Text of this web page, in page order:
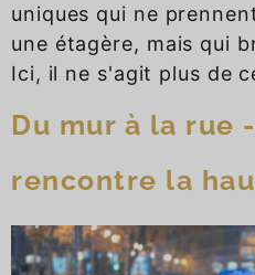
uniques qui ne
une étagère, mais qui
Ici, il ne s'agit plus de
Du mur à la rue
rencontre la